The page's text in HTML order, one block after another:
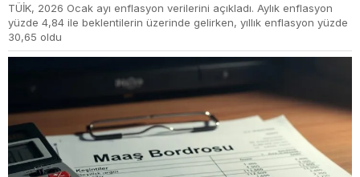
TÜİK, 2026 Ocak ayı enflasyon verilerini açıkladı. Aylık enflasyon
yüzde 4,84 ile beklentilerin üzerinde gelirken, yıllık enflasyon yüzde
30,65 oldu